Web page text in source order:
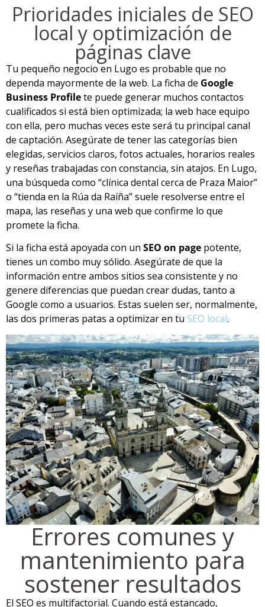
Prioridades iniciales de SEO
local y optimización de
páginas clave
Tu pequeño negocio en Lugo es probable que no
dependa mayormente de la web. La ficha de Google
Business Profilete puede generar muchos contactos
cualificados si está bien optimizada; la web hace equipo
con ella, pero muchas veces este será tu principal canal
de captación. Asegúrate de tener las categorías bien
elegidas, servicios claros, fotos actuales, horarios reales
y reseñas trabajadas con constancia, sin atajos. En Lugo,
una búsqueda como “clínica dental cerca de Praza Maior”
o “tienda en la Rúa da Raíña” suele resolverse entre el
mapa, las reseñas y una web que confirme lo que
promete la ficha.
Si la ficha está apoyada con un SEO on page potente,
tienes un combo muy sólido. Asegúrate de que la
información entre ambos sitios sea consistente y no
genere diferencias que puedan crear dudas, tanto a
Google como a usuarios. Estas suelen ser, normalmente,
las dos primeras patas a optimizar en tu SEO local.
Errores comunes y
mantenimiento para
sostener resultados
El SEO es multifactorial. Cuando está estancado,